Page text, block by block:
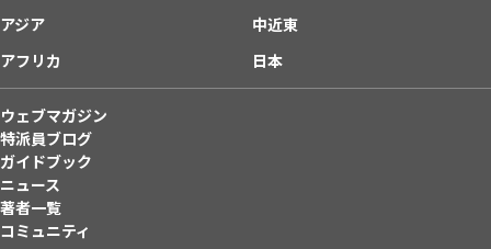
アジア
中近東
アフリカ
日本
ウェブマガジン
特派員ブログ
ガイドブック
ニュース
著者一覧
コミュニティ